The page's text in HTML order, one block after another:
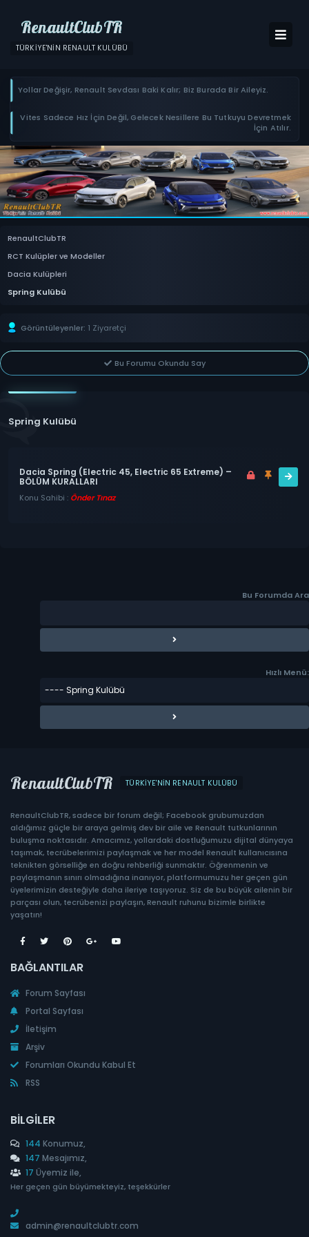
RenaultClubTR
TÜRKIYE'NIN RENAULT KULÜBÜ
Yollar Değişir, Renault Sevdası Baki Kalır; Biz Burada Bir Aileyiz.
Vites Sadece Hız İçin Değil, Gelecek Nesillere Bu Tutkuyu Devretmek
İçin Atılır.
RenaultClubTR
RCT Kulüpler ve Modeller
Dacia Kulüpleri
Spring Kulübü
Görüntüleyenler: 1 Ziyaretçi
Bu Forumu Okundu Say
Spring Kulübü
Dacia Spring (Electric 45, Electric 65 Extreme) –
BÖLÜM KURALLARI
Konu Sahibi : Önder Tınaz
Bu Forumda Ara
Hızlı Menü:
RenaultClubTR TÜRKIYE'NIN RENAULT KULÜBÜ
RenaultClubTR, sadece bir forum değil; Facebook grubumuzdan
aldığımız güçle bir araya gelmiş dev bir aile ve Renault tutkunlarının
buluşma noktasıdır. Amacımız, yollardaki dostluğumuzu dijital dünyaya
taşımak, tecrübelerimizi paylaşmak ve her model Renault kullanıcısına
teknikten görselliğe en doğru rehberliği sunmaktır. Öğrenmenin ve
paylaşmanın sınırı olmadığına inanıyor, platformumuzu her geçen gün
üyelerimizin desteğiyle daha ileriye taşıyoruz. Siz de bu büyük ailenin bir
parçası olun, tecrübenizi paylaşın, Renault ruhunu bizimle birlikte
yaşatın!
BAĞLANTILAR
Forum Sayfası
Portal Sayfası
İletişim
Arşiv
Forumları Okundu Kabul Et
RSS
BILGILER
144 Konumuz,
147 Mesajımız,
17 Üyemiz ile,
Her geçen gün büyümekteyiz, teşekkürler
admin@renaultclubtr.com